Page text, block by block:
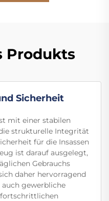
Produkts
Sicherheit
mit einer stabilen
strukturelle Integrität
für die Insassen
ist darauf ausgelegt,
Gebrauchs
daher hervorragend
gewerbliche